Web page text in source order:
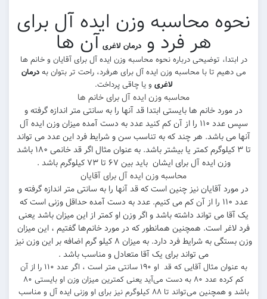
محاسبه وزن ایده آل برای
هر فرد ودرمان لاغریآن ها
توضیحی درباره نحوه محاسبه وزن ایده آل برای آقایان و خانم ها
تا با محاسبه وزن ایده آل برای هرفرد، راحت تر بتوان بهدرمان
و یا چاقی پرداخت.
محاسبه وزن ایده آل برای خانم ها
خانم ها بایستی ابتدا قد آنها را به سانتی متر اندازه گرفته و
سپس عدد ۱۱۰ را از آن کم کنید عدد به دست آمده میزان وزن ایده آل
باشد. هر چند که به تناسب سن و شرایط فرد این عدد می تواند
تا ۳ کیلوگرم کمتر یا بیشتر باشد. به عنوان مثال اگر قد خانمی ۱۸۰ باشد
وزن ایده آل برای ایشان باید بین ۶۷ تا ۷۳ کیلوگرم باشد .
محاسبه وزن ایده آل برای آقایان
آقایان نیز چنین است که قد آنها را به سانتی متر اندازه گرفته و
عدد ۱۱۰ را از آن کم می کنیم. عدد به دست آمده حداقل وزنی است که
می تواند داشته باشد و اگر وزن او کمتر از این میزان باشد یعنی
است. همچنین همانطور که در مورد خانم‌ها گفتیم ، این میزان
وزن بستگی به شرایط فرد دارد. به میزان ۸ کیلو گرم اضافه بر این وزن نیز
می تواند برای یک آقا متعادل و مناسب باشد .
به عنوان مثال آقایی که قد او ۱۹۰ سانتی متر است ، اگر عدد ۱۱۰ را از آن
کم کرده عدد ۸۰ به دست می‌آید یعنی کمترین میزان وزن او بایستی ۸۰
باشد و همچنین می‌تواند تا ۸۸ کیلوگرم نیز برای او وزنی ایده آل و مناسب